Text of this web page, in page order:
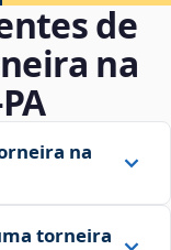
de
na
na
torneira